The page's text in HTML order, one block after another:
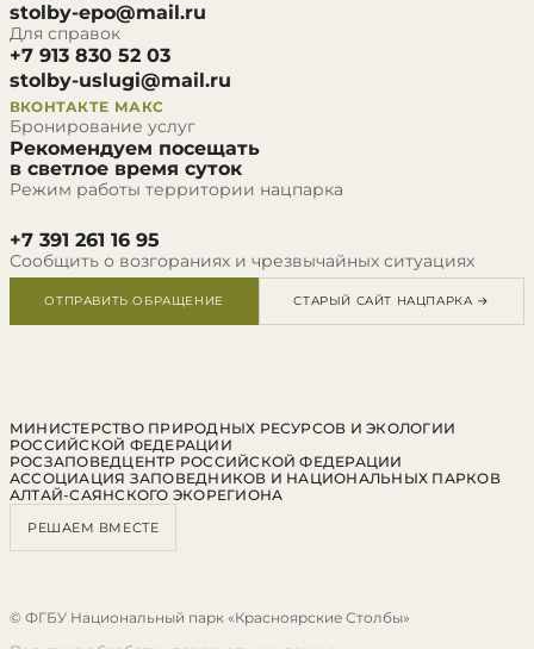
stolby-epo@mail.ru
Для справок
+7 913 830 52 03
stolby-uslugi@mail.ru
ВКОНТАКТЕ МАКС
Бронирование услуг
Рекомендуем посещать
в светлое время суток
Режим работы территории нацпарка
+7 391 261 16 95
Сообщить о возгораниях и чрезвычайных ситуациях
ОТПРАВИТЬ ОБРАЩЕНИЕ СТАРЫЙ САЙТ НАЦПАРКА →
МИНИСТЕРСТВО ПРИРОДНЫХ РЕСУРСОВ И ЭКОЛОГИИ
РОССИЙСКОЙ ФЕДЕРАЦИИ
РОСЗАПОВЕДЦЕНТР РОССИЙСКОЙ ФЕДЕРАЦИИ
АССОЦИАЦИЯ ЗАПОВЕДНИКОВ И НАЦИОНАЛЬНЫХ ПАРКОВ
АЛТАЙ-САЯНСКОГО ЭКОРЕГИОНА
РЕШАЕМ ВМЕСТЕ
© ФГБУ Национальный парк «Красноярские Столбы»